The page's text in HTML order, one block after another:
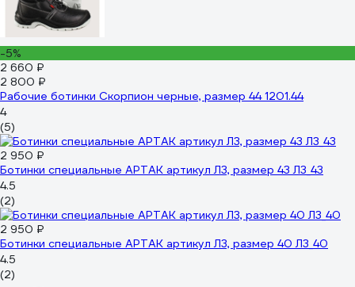
-5%
2 660 ₽
2 800 ₽
Рабочие ботинки Скорпион черные, размер 44 1201.44
4
(5)
2 950 ₽
Ботинки специальные АРТАК артикул Л3, размер 43 Л3_43
4.5
(2)
2 950 ₽
Ботинки специальные АРТАК артикул Л3, размер 40 Л3_40
4.5
(2)